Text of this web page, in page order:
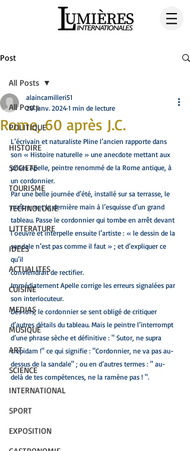
Post
All Posts
POLITIQUE
HISTOIRE
SOCIETE
TOURISME
TECHNOLOGIE
LITTERATURE
IDEES
ACTUALITES
CUISINE
MEDIAS
MUSIQUE
ART
SCIENCE
INTERNATIONAL
SPORT
EXPOSITION
All Posts
Rome, 60 après J.C.
alaincamilleri51
20 janv. 2024 1 min de lecture
L’écrivain et naturaliste Pline l’ancien rapporte dans
son « Histoire naturelle » une anecdote mettant aux
prises Apelle, peintre renommé de la Rome antique, à
un cordonnier.
Par une belle journée d’été, installé sur sa terrasse, le
maître met la dernière main à l’esquisse d’un grand
tableau. Passe le cordonnier qui tombe en arrêt devant
l’oeuvre et interpelle ensuite l’artiste : « le dessin de la
sandale n’est pas comme il faut » ; et d’expliquer ce
qu’il
conviendrait de rectifier.
Immédiatement Apelle corrige les erreurs signalées par
son interlocuteur.
Dès lors, le cordonnier se sent obligé de critiquer
d’autres détails du tableau. Mais le peintre l’interrompt
d’une phrase sèche et définitive : " Sutor, ne supra
crepidam !" ce qui signifie : "Cordonnier, ne va pas au-
dessus de la sandale" ; ou en d’autres termes : " au-
delà de tes compétences, ne la ramène pas ! ".